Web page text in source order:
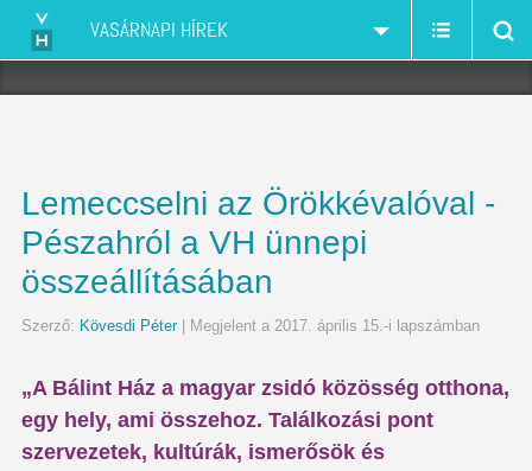
VASÁRNAPI HÍREK
Lemeccselni az Örökkévalóval -
Pészahról a VH ünnepi
összeállításában
Szerző: Kövesdi Péter| Megjelent a 2017. április 15.-i lapszámban
„A Bálint Ház a magyar zsidó közösség otthona,
egy hely, ami összehoz. Találkozási pont
szervezetek, kultúrák, ismerősök és